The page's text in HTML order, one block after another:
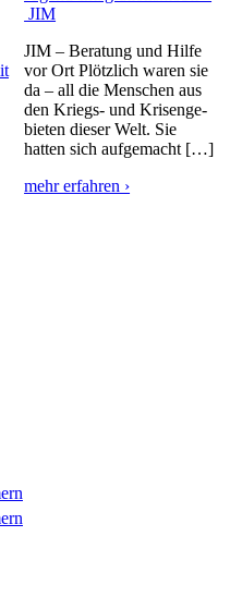
JIM
JIM – Beratung und Hilfe
vor Ort Plötzlich waren sie
da – all die Menschen aus
den Kriegs- und Krisen­ge­
bieten dieser Welt. Sie
hatten sich aufgemacht […]
mehr erfahren ›